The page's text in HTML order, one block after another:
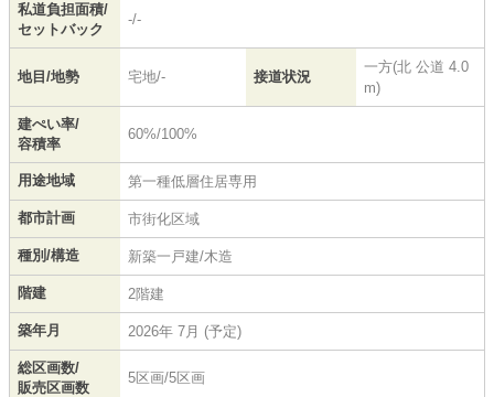
私道負担面積/
セットバック
-/-
地目/地勢 宅地/- 接道状況
一方(北 公道 4.0
m)
建ぺい率/
容積率
60%/100%
用途地域 第一種低層住居専用
都市計画 市街化区域
種別/構造 新築一戸建/木造
階建 2階建
築年月 2026年 7月 (予定)
総区画数/
販売区画数
5区画/5区画